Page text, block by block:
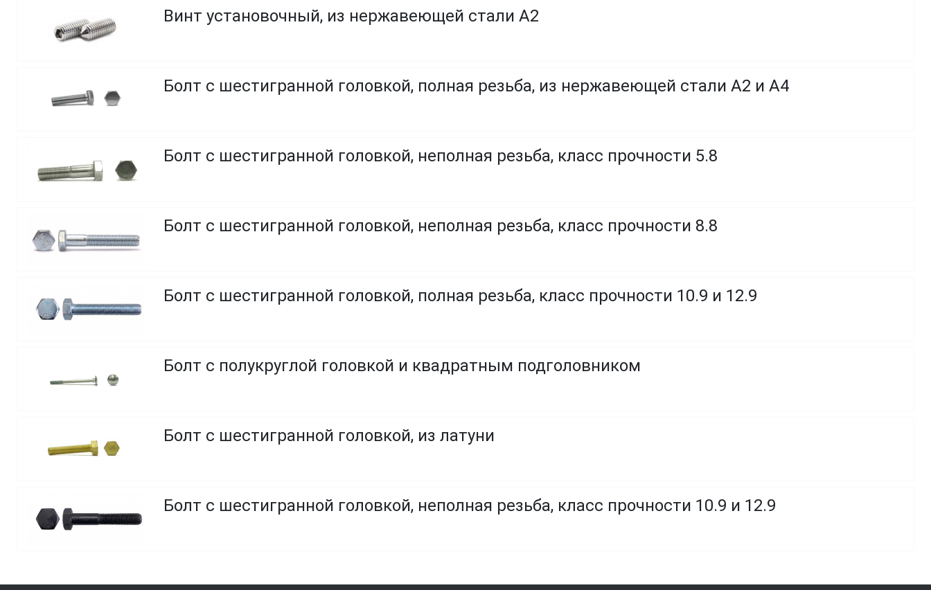
Винт установочный, из нержавеющей стали A2
Болт с шестигранной головкой, полная резьба, из нержавеющей стали A2 и A4
Болт с шестигранной головкой, неполная резьба, класс прочности 5.8
Болт с шестигранной головкой, неполная резьба, класс прочности 8.8
Болт с шестигранной головкой, полная резьба, класс прочности 10.9 и 12.9
Болт с полукруглой головкой и квадратным подголовником
Болт с шестигранной головкой, из латуни
Болт с шестигранной головкой, неполная резьба, класс прочности 10.9 и 12.9